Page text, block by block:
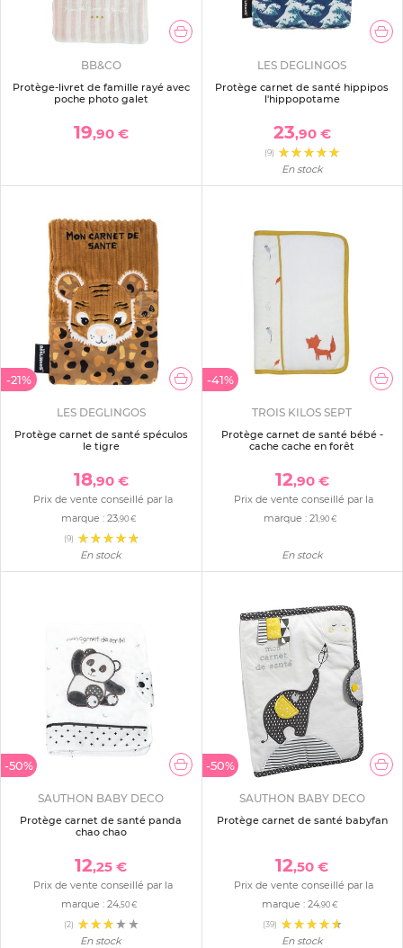
BB&CO
Protège-livret de famille rayé avec
poche photo galet
19,90 €
LES DEGLINGOS
Protège carnet de santé hippipos
l'hippopotame
23,90 €
(9)
En stock
-21%
LES DEGLINGOS
Protège carnet de santé spéculos
le tigre
18,90 €
Prix de vente conseillé par la
marque :23,90 €
(9)
En stock
-41%
TROIS KILOS SEPT
Protège carnet de santé bébé -
cache cache en forêt
12,90 €
Prix de vente conseillé par la
marque : 21,90 €
En stock
-50%
SAUTHON BABY DECO
Protège carnet de santé panda
chao chao
12,25 €
Prix de vente conseillé par la
marque : 24,50 €
(2)
En stock
-50%
SAUTHON BABY DECO
Protège carnet de santé babyfan
12,50 €
Prix de vente conseillé par la
marque :24,90 €
(39)
En stock